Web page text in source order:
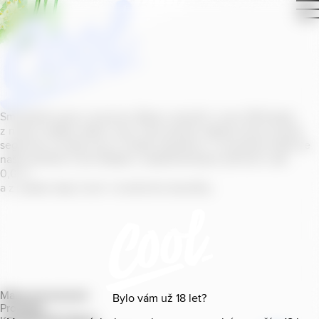
Bylo vám už 18 let?
Smícháním piva s ovocnou šťávou vytvořil v roce
z našich sládků
segmentu na bázi piva v České republice. V současné době se
naše portfolio Cool skládá z nealkoholických příchutí s alk.
0
a z nealko řady Cool+ s funkčními benefity.
Mapa provozoven
Produkty